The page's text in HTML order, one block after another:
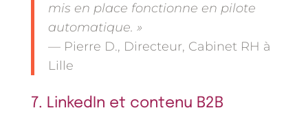
mis en place fonctionne en pilote
automatique. »
— Pierre D., Directeur, Cabinet RH à
Lille
7. LinkedIn et contenu B2B